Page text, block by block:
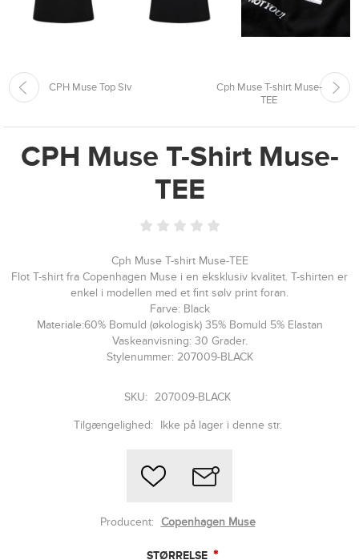
CPH Muse Top Siv
Cph Muse T-shirt Muse-
TEE
CPH Muse T-Shirt Muse-
TEE
Cph Muse T-shirt Muse-TEE
Flot T-shirt fra Copenhagen Muse i en eksklusiv kvalitet. T-shirten er
enkel i modellen med et fint sølv print foran.
Farve: Black
Materiale:60% Bomuld (økologisk) 35% Bomuld 5% Elastan
Vaskeanvisning: 30 Grader.
Stylenummer: 207009-BLACK
SKU: 207009-BLACK
Tilgængelighed: Ikke på lager i denne str.
Producent: Copenhagen Muse
STØRRELSE *